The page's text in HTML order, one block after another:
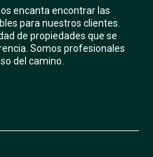
encanta encontrar las
para nuestros clientes.
de propiedades que se
Somos profesionales
del camino.